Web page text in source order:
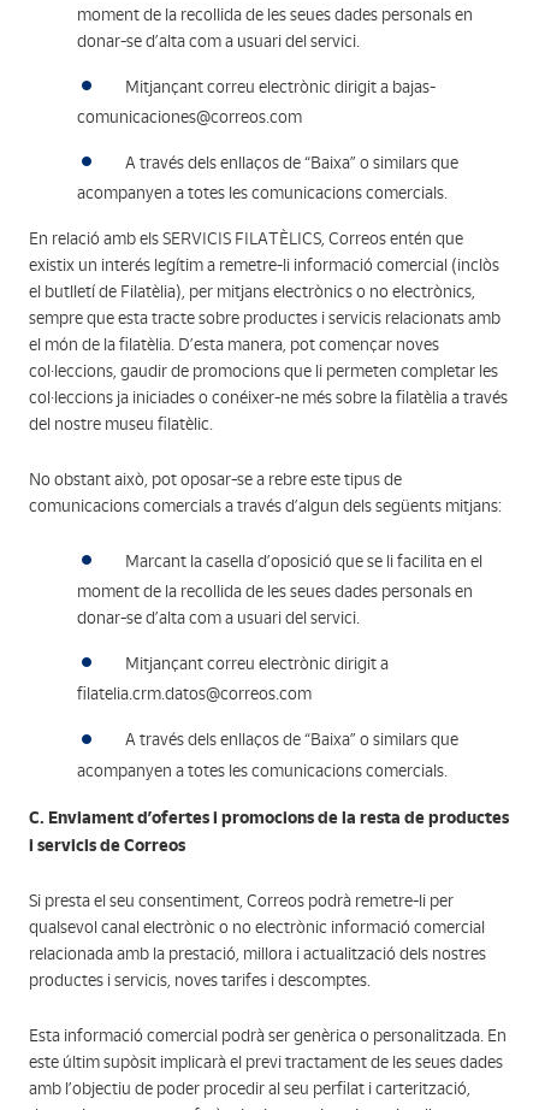
moment de la recollida de les seues dades personals en
donar-se d’alta com a usuari del servici.
Mitjançant correu electrònic dirigit a bajas-
comunicaciones@correos.com
A través dels enllaços de “Baixa” o similars que
acompanyen a totes les comunicacions comercials.
En relació amb els SERVICIS FILATÈLICS, Correos entén que
existix un interés legítim a remetre-li informació comercial (inclòs
el butlletí de Filatèlia), per mitjans electrònics o no electrònics,
sempre que esta tracte sobre productes i servicis relacionats amb
el món de la filatèlia. D’esta manera, pot començar noves
col·leccions, gaudir de promocions que li permeten completar les
col·leccions ja iniciades o conéixer-ne més sobre la filatèlia a través
del nostre museu filatèlic.
No obstant això, pot oposar-se a rebre este tipus de
comunicacions comercials a través d’algun dels següents mitjans:
Marcant la casella d’oposició que se li facilita en el
moment de la recollida de les seues dades personals en
donar-se d’alta com a usuari del servici.
Mitjançant correu electrònic dirigit a
filatelia.crm.datos@correos.com
A través dels enllaços de “Baixa” o similars que
acompanyen a totes les comunicacions comercials.
C. Enviament d’ofertes i promocions de la resta de productes
i servicis de Correos
Si presta el seu consentiment, Correos podrà remetre-li per
qualsevol canal electrònic o no electrònic informació comercial
relacionada amb la prestació, millora i actualització dels nostres
productes i servicis, noves tarifes i descomptes.
Esta informació comercial podrà ser genèrica o personalitzada. En
este últim supòsit implicarà el previ tractament de les seues dades
amb l’objectiu de poder procedir al seu perfilat i carterització,